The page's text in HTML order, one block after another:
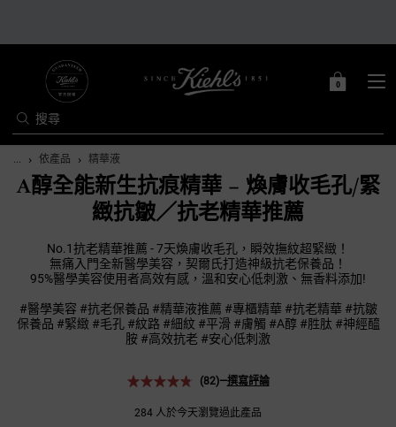
搜尋
購0
0 PRODUCT IN
Main content
... 依產品 精華液
A醇全能新生抗痕精華 – 煥膚收毛孔/緊
緻抗皺／抗老精華推薦
No.1抗老精華推薦 - 7天煥膚收毛孔，瞬效撫紋超緊緻！
無痛入門全新醫學美容，契爾氏打造神級抗老保養品！
95%醫學美容使用者高效有感，溫和安心低刺激、無香料添加!
#醫學美容 #抗老保養品 #精華液推薦 #專櫃精華 #抗老精華 #抗皺
保養品 #緊緻 #毛孔 #紋路 #細紋 #平滑 #膚觸 #A醇 #胜肽 #神經醯
胺 #高效抗老 #安心低刺激
(82)—撰寫評論
284 人於今天瀏覽過此產品